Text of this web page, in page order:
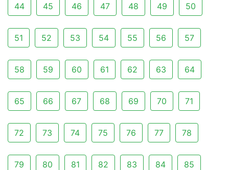
44 45 46 47 48 49 50
51 52 53 54 55 56 57
58 59 60 61 62 63 64
65 66 67 68 69 70 71
72 73 74 75 76 77 78
79 80 81 82 83 84 85